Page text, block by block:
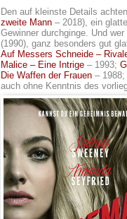
Den auf kleinste Details
zweite Mann – 2018), ein
Gewinner durchginge. Und
(1990), ganz besonders gut
Auf Messers Schneide –
Malice – Eine Intrige – 1993;
Die Waffen der Frauen – 1988;
auch ohne Kenntnis des